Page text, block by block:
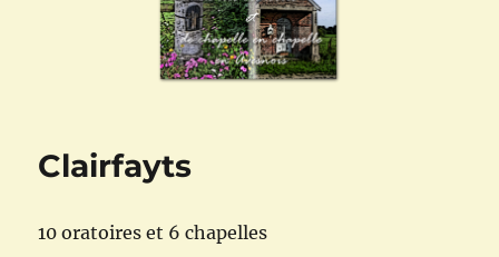
Clairfayts
10 oratoires et 6 chapelles